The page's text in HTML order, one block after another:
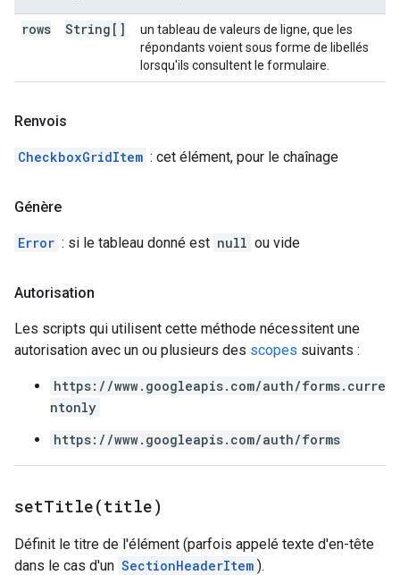
rows String[]
un tableau de valeurs de ligne, que les
répondants voient sous forme de libellés
lorsqu'ils consultent le formulaire.
Renvois
CheckboxGridItem : cet élément, pour le chaînage
Génère
Error : si le tableau donné est null ou vide
Autorisation
Les scripts qui utilisent cette méthode nécessitent une
autorisation avec un ou plusieurs des scopes suivants :
https://www.googleapis.com/auth/forms.curre
ntonly
https://www.googleapis.com/auth/forms
setTitle(title)
Définit le titre de l'élément (parfois appelé texte d'en-tête
dans le cas d'un SectionHeaderItem ).